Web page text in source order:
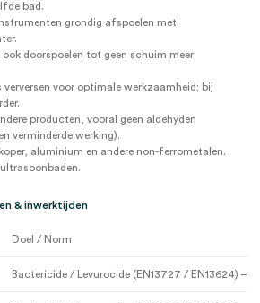
bad.
grondig afspoelen met
ook doorspoelen tot geen schuim meer
verversen voor optimale werkzaamheid; bij
producten, vooral geen aldehyden
verminderde werking).
aluminium en andere non-ferrometalen.
& inwerktijden
Doel / Norm
Bactericide / Levurocide (EN13727 / EN13624) –